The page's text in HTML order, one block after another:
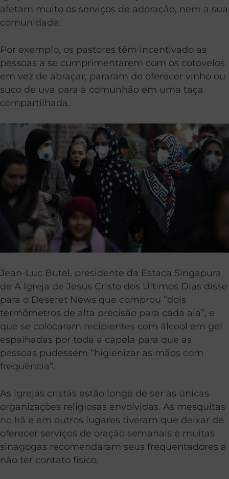
afetam muito os serviços de adoração, nem a sua
comunidade.
Por exemplo, os pastores têm incentivado as
pessoas a se cumprimentarem com os cotovelos
em vez de abraçar, pararam de oferecer vinho ou
suco de uva para a comunhão em uma taça
compartilhada.
Jean-Luc Butel, presidente da Estaca Singapura
de A Igreja de Jesus Cristo dos Últimos Dias disse
para o Deseret News que comprou “dois
termômetros de alta precisão para cada ala”, e
que se colocaram recipientes com álcool em gel
espalhadas por toda a capela para que as
pessoas pudessem “higienizar as mãos com
frequência”.
As igrejas cristãs estão longe de ser as únicas
organizações religiosas envolvidas. As mesquitas
no Irã e em outros lugares tiveram que deixar de
oferecer serviços de oração semanais e muitas
sinagogas recomendaram seus frequentadores a
não ter contato físico.